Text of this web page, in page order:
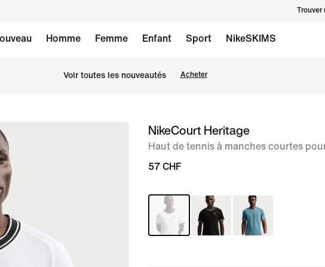
Trouver
Homme Femme Enfant Sport NikeSKIMS
Voir toutes les nouveautés Acheter
image 1NikeCourt Heritage
Haut de tennis à manches courtes
57 CHF